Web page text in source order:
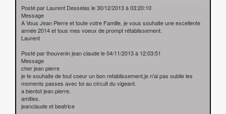
Posté par Laurent Desselas le 30/12/2013 à 03:20:10
Message
A Vous Jean Pierre et toute votre Famille, je vous souhaite une excellente
année 2014 et tous mes voeux de prompt rétablissement.
Laurent
Posté par thouvenin jean claude le 04/11/2013 à 12:03:51
Message
cher jean pierre
je te souhaite de tout coeur un bon retablissement,je n'ai pas oublie les
moments passes avec toi au circuit du vigeant.
a bientot jean pierre.
amities.
jeanclaude et beatrice